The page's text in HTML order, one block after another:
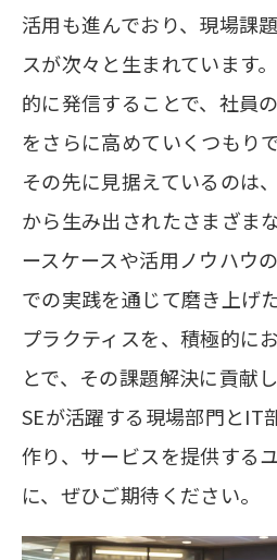
活用も進んでおり、現場課
スが次々と生まれています
的に発信することで、社員
をさらに高めていくつもりで
その先に見据えているのは
から生み出されたさまざま
ースケースや活用ノウハウ
での実践を通じて磨き上げ
プラクティスを、積極的に
とで、その課題解決に貢献
SEが活躍する現場部門とIT
作り、サービスを提供する
に、ぜひご期待ください。